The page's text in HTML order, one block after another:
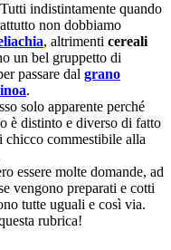
indistintamente quando
non dobbiamo
, altrimenti cereali
un bel gruppetto di
passare dal grano
.
solo apparente perché
è distinto e diverso di fatto
chicco commestibile alla
essere molte domande, ad
vengono preparati e cotti
tutte uguali e così via.
rubrica!